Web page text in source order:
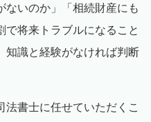
ないのか」「相続財産にも
で将来トラブルになること
知識と経験がなければ判断
法書士に任せていただくこ